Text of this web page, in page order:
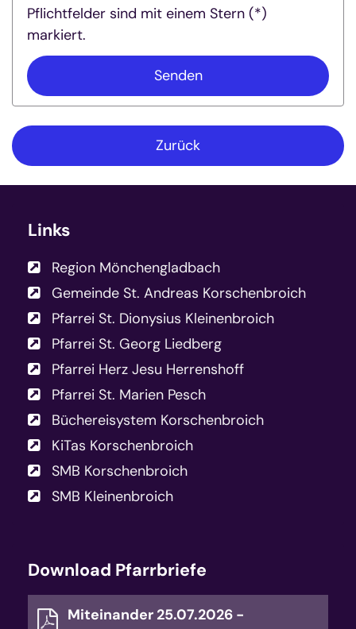
Pflichtfelder sind mit einem Stern (*)
markiert.
Zurück
Links
Region Mönchengladbach
Gemeinde St. Andreas Korschenbroich
Pfarrei St. Dionysius Kleinenbroich
Pfarrei St. Georg Liedberg
Pfarrei Herz Jesu Herrenshoff
Pfarrei St. Marien Pesch
Büchereisystem Korschenbroich
KiTas Korschenbroich
SMB Korschenbroich
SMB Kleinenbroich
Download Pfarrbriefe
Miteinander 25.07.2026 -